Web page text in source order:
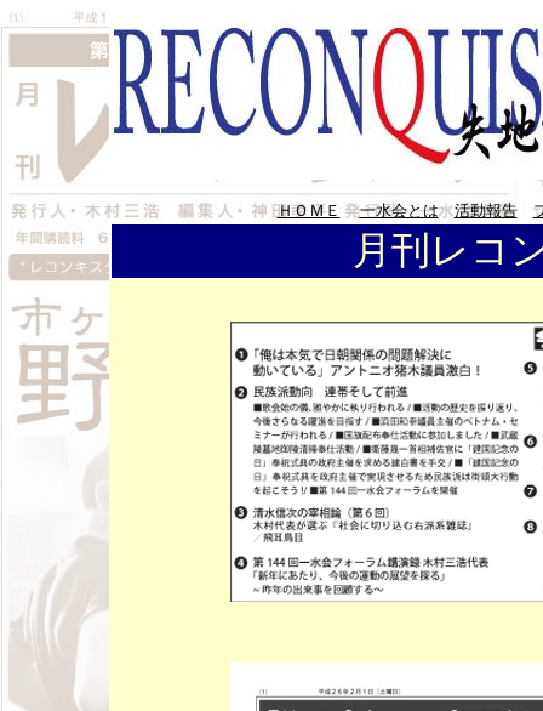
ＨＯＭＥ 一水会とは 活動報告
月刊レコ